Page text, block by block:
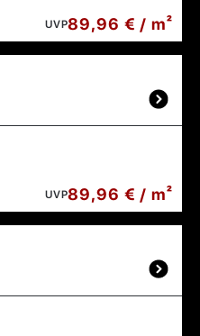
UVP89,96 € / m²
UVP89,96 € / m²